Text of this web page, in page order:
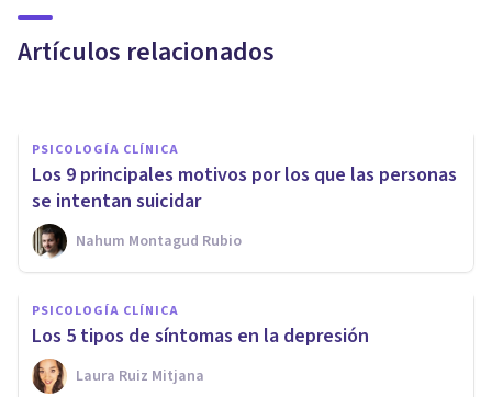
Artículos relacionados
trastornos mentales asociados
PSICOLOGÍA CLÍNICA
Los 9 principales motivos por los que las personas
se intentan suicidar
Nahum Montagud Rubio
PSICOLOGÍA CLÍNICA
Los 5 tipos de síntomas en la depresión
Laura Ruiz Mitjana
Prevención del suicidio:
métodos y factores relevantes